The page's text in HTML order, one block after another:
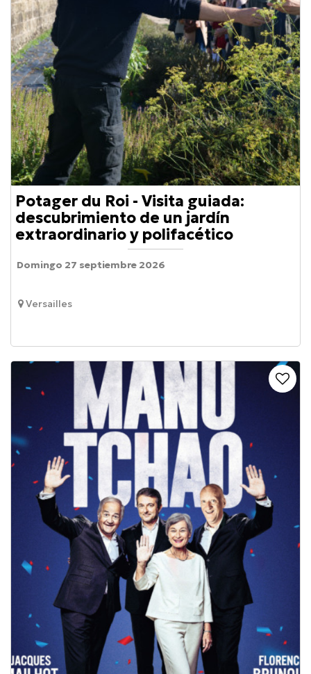
Potager du Roi - Visita guiada:
descubrimiento de un jardín
extraordinario y polifacético
Versailles
Domingo 27 septiembre 2026